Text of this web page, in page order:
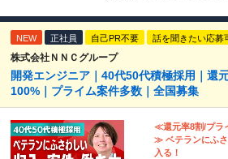
NEW 正社員 自己PR不要 話を聞きたい応募
株式会社ＮＮＣグループ
開発エンジニア｜40代50代積極採用｜還
100%｜プライム案件多数｜全国募集
≪還元率8割/プラ
≫ ベテランにふ
入る！